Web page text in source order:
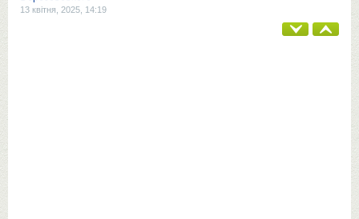
13 квітня, 2025, 14:19